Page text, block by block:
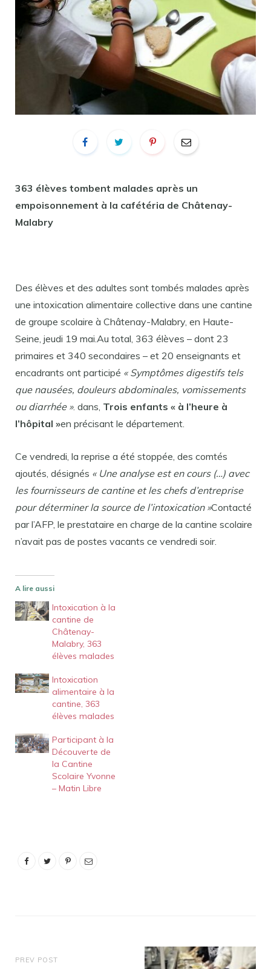
363 élèves tombent malades après un
empoisonnement à la cafétéria de Châtenay-
Malabry
Des élèves et des adultes sont tombés malades après
une intoxication alimentaire collective dans une cantine
de groupe scolaire à Châtenay-Malabry, en Haute-
Seine, jeudi 19 mai.Au total, 363 élèves – dont 23
primaires et 340 secondaires – et 20 enseignants et
encadrants ont participé « Symptômes digestifs tels
que nausées, douleurs abdominales, vomissements
ou diarrhée ». dans, Trois enfants « à l’heure à
l’hôpital »en précisant le département.
Ce vendredi, la reprise a été stoppée, des comtés
ajoutés, désignés « Une analyse est en cours (…) avec
les fournisseurs de cantine et les chefs d’entreprise
pour déterminer la source de l’intoxication »Contacté
par l’AFP, le prestataire en charge de la cantine scolaire
n’avait pas de postes vacants ce vendredi soir.
A lire aussi
Intoxication à la
cantine de
Châtenay-
Malabry, 363
élèves malades
Intoxication
alimentaire à la
cantine, 363
élèves malades
Participant à la
Découverte de
la Cantine
Scolaire Yvonne
– Matin Libre
PREV POST